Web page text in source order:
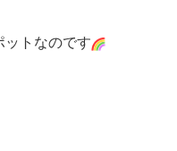
ットなのです